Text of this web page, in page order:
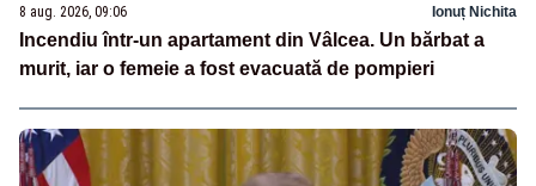
8 aug. 2026, 09:06 Ionuț Nichita
Incendiu într-un apartament din Vâlcea. Un bărbat a
murit, iar o femeie a fost evacuată de pompieri